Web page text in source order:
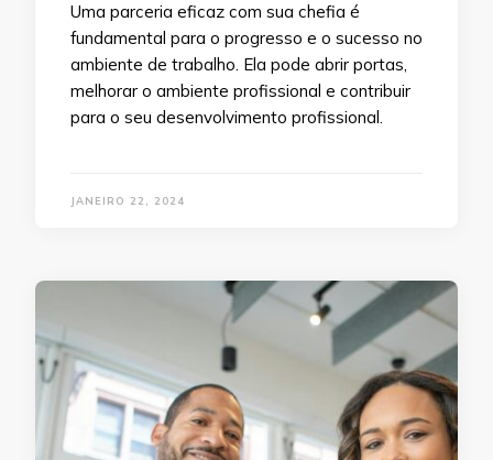
Uma parceria eficaz com sua chefia é
fundamental para o progresso e o sucesso no
ambiente de trabalho. Ela pode abrir portas,
melhorar o ambiente profissional e contribuir
para o seu desenvolvimento profissional.
JANEIRO 22, 2024